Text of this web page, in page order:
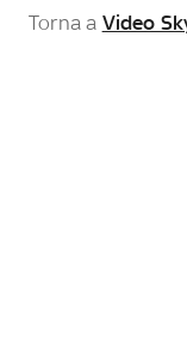
Torna a Video